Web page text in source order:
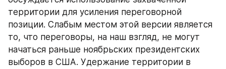
территории для усиления переговорной
позиции. Слабым местом этой версии является
то, что переговоры, на наш взгляд, не могут
начаться раньше ноябрьских президентских
выборов в США. Удержание территории в